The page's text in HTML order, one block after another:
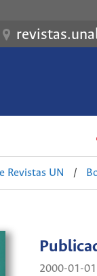
Revistas UN /
2000-01-01